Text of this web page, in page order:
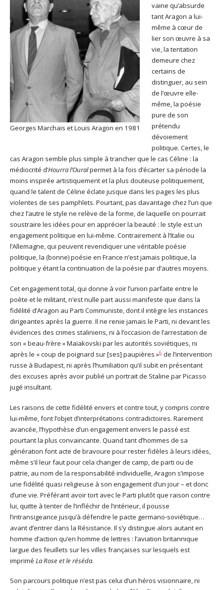
Georges Marchais et Louis Aragon en 1981
vaine qu’absurde
tant Aragon a lui-
même à cœur de
lier son œuvre à sa
vie, la tentation
demeure chez
certains de
distinguer, au sein
de l’œuvre elle-
même, la poésie
pure de son
prétendu
dévoiement
politique. Certes, le
cas Aragon semble plus simple à trancher que le cas Céline : la
médiocrité d’Hourra l’Ouralpermet à la fois d’écarter sa période la
moins inspirée artistiquement et la plus douteuse politiquement,
quand le talent de Céline éclate jusque dans les pages les plus
violentes de ses pamphlets. Pourtant, pas davantage chez l’un que
chez l’autre le style ne relève de la forme, de laquelle on pourrait
soustraire les idées pour en apprécier la beauté : le style est un
engagement politique en lui-même. Contrairement à l’Italie ou
l’Allemagne, qui peuvent revendiquer une véritable poésie
politique, la (bonne) poésie en France n’est jamais politique, la
politique y étant la continuation de la poésie par d’autres moyens.
Cet engagement total, qui donne à voir l’union parfaite entre le
poète et le militant, n’est nulle part aussi manifeste que dans la
fidélité d’Aragon au Parti Communiste, dont il intègre les instances
dirigeantes après la guerre. Il ne renie jamais le Parti, ni devant les
évidences des crimes staliniens, ni à l’occasion de l’arrestation de
son « beau-frère » Maïakovski par les autorités soviétiques, ni
après le « coup de poignard sur [ses] paupières »6 de l’intervention
russe à Budapest, ni après l’humiliation qu’il subit en présentant
des excuses après avoir publié un portrait de Staline par Picasso
jugé insultant.
Les raisons de cette fidélité envers et contre tout, y compris contre
lui-même, font l’objet d’interprétations contradictoires. Rarement
avancée, l’hypothèse d’un engagement envers le passé est
pourtant la plus convaincante. Quand tant d’hommes de sa
génération font acte de bravoure pour rester fidèles à leurs idées,
même s’il leur faut pour cela changer de camp, de parti ou de
patrie, au nom de la responsabilité individuelle, Aragon s’impose
une fidélité quasi religieuse à son engagement d’un jour – et donc
d’une vie. Préférant avoir tort avec le Parti plutôt que raison contre
lui, quitte à tenter de l’infléchir de l’intérieur, il pousse
l’intransigeance jusqu’à défendre le pacte germano-soviétique…
avant d’entrer dans la Résistance. Il s’y distingue alors autant en
homme d’action qu’en homme de lettres : l’aviation britannique
largue des feuillets sur les villes françaises sur lesquels est
imprimé La Rose et le réséda.
Son parcours politique n’est pas celui d’un héros visionnaire, ni